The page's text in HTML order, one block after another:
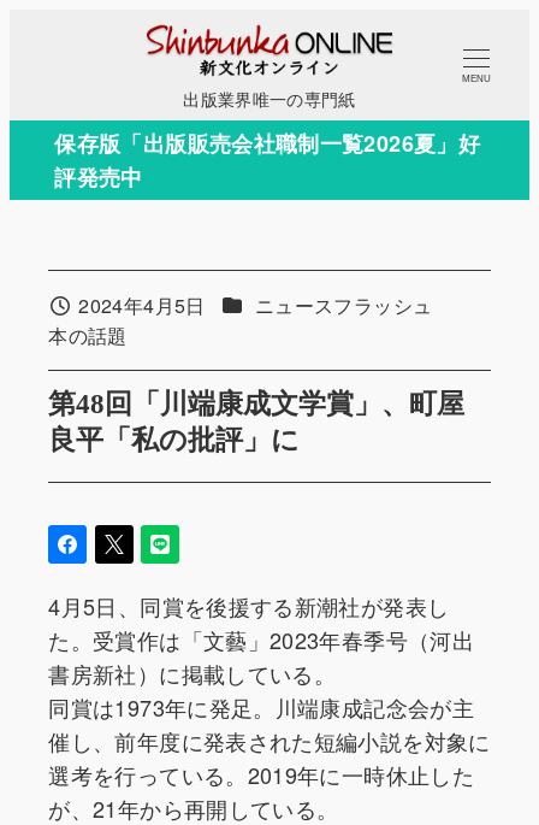
コ
テ
出版業界唯一の専門紙
MENU
保存版「出版販売会社職制一覧2026夏」好
評発売中
第48回「川端康成文学賞」、町屋
良平「私の批評」に
投稿日2024年4月5日 カテゴリー
ニュースフラッシュ
カテゴリー
本の話題
4月5日、同賞を後援する新潮社が発表し
た。受賞作は「文藝」2023年春季号（河出
書房新社）に掲載している。
同賞は1973年に発足。川端康成記念会が主
催し、前年度に発表された短編小説を対象に
選考を行っている。2019年に一時休止した
が、21年から再開している。